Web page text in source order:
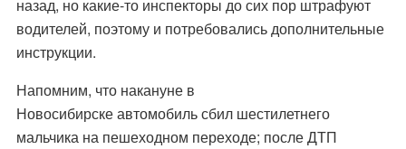
назад, но какие-то инспекторы до сих пор штрафуют
водителей, поэтому и потребовались дополнительные
инструкции.
Напомним, что накануне в
Новосибирскеавтомобильсбилшестилетнего
мальчика на пешеходном переходе; после ДТП